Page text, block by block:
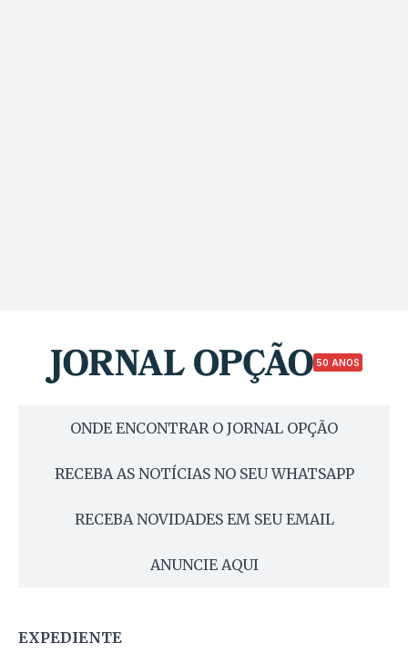
50 ANOS
ONDE ENCONTRAR O JORNAL OPÇÃO
RECEBA AS NOTÍCIAS NO SEU WHATSAPP
RECEBA NOVIDADES EM SEU EMAIL
ANUNCIE AQUI
EXPEDIENTE